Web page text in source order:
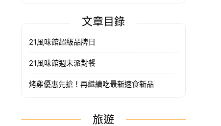
文章目錄
21風味館超級品牌日
21風味館週末派對餐
烤雞優惠先搶！再繼續吃最新速食新品
旅遊